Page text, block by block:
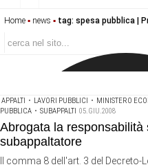
Home ▪ news ▪ tag: spesa pubblica |
APPALTI • LAVORI PUBBLICI • MINISTERO
PUBBLICA • SUBAPPALTI 05.GIU.2008
Abrogata la
subappaltatore
Il comma 8 dell'art. 3 del